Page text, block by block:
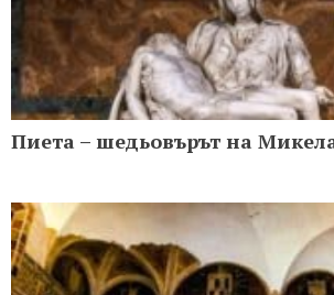
Пиета – шедьовърът на